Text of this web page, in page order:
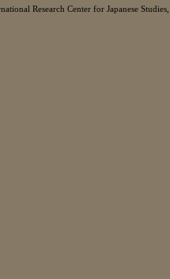
Research Center for Japanese